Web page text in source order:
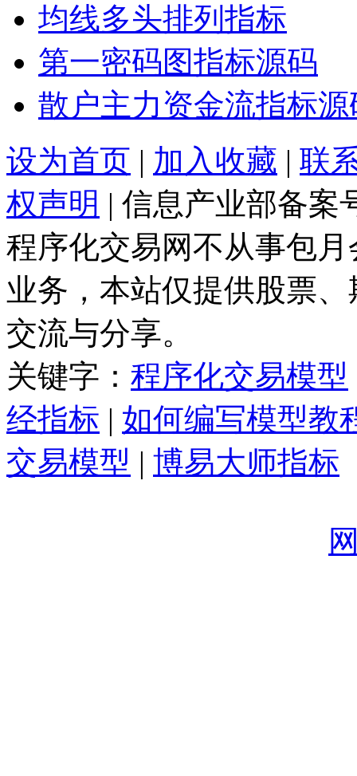
均线多头排列指标
第一密码图指标源码
散户主力资金流指标源
设为首页 | 加入收藏 | 联
权声明 | 信息产业部备案
程序化交易网不从事包
业务，本站仅提供股票
交流与分享。
关键字： 程序化交易模型
经指标 | 如何编写模型教
交易模型 | 博易大师指标